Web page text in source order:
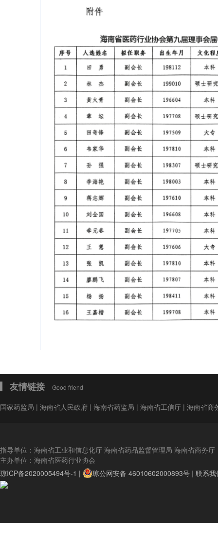
友情链接 Good friend
国家药监局 | 海南省人民政府 | 海南省药监局 | 海南省工信厅 | 海南省商
指导单位：海南省工业和信息化厅 海南省药品监督管理局 海南省商务厅
主办单位：海南省医药行业协会
琼ICP备2020005494号-1 |
琼公网安备 46010602000893号 | 联系我